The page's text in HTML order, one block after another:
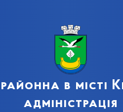
в місті
адміністрація